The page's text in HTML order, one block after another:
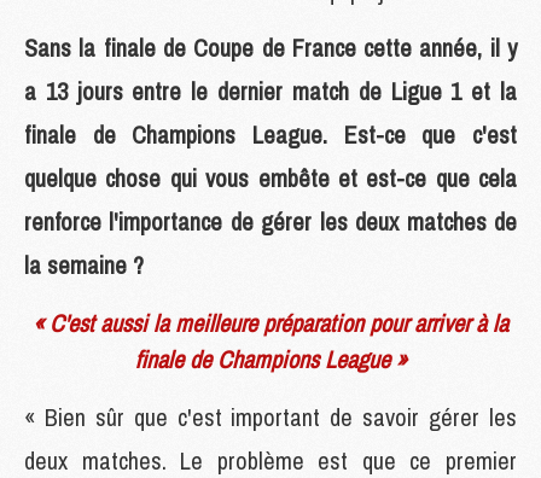
Sans la finale de Coupe de France cette année, il y
a 13 jours entre le dernier match de Ligue 1 et la
finale de Champions League. Est-ce que c'est
quelque chose qui vous embête et est-ce que cela
renforce l'importance de gérer les deux matches de
la semaine ?
« C'est aussi la meilleure préparation pour arriver à la
finale de Champions League »
« Bien sûr que c'est important de savoir gérer les
deux matches. Le problème est que ce premier